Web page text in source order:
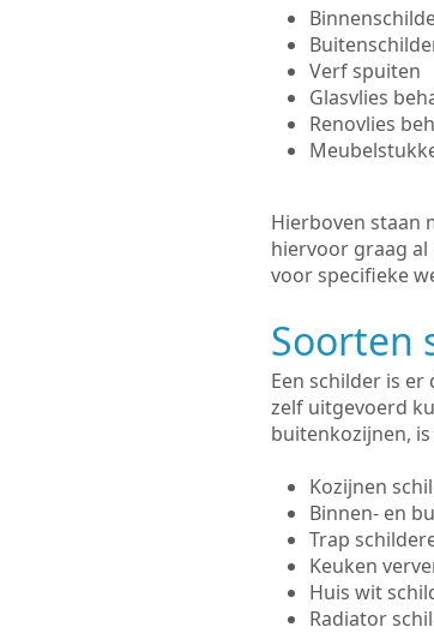
Verf spuiten
Glasvlies
Renovlies
Hierboven staan
hiervoor graag
voor specifieke
Soorten
Een schilder is
zelf uitgevoerd
buitenkozijnen,
Kozijnen
Binnen- en
Trap
Keuken
Huis wit
Radiator